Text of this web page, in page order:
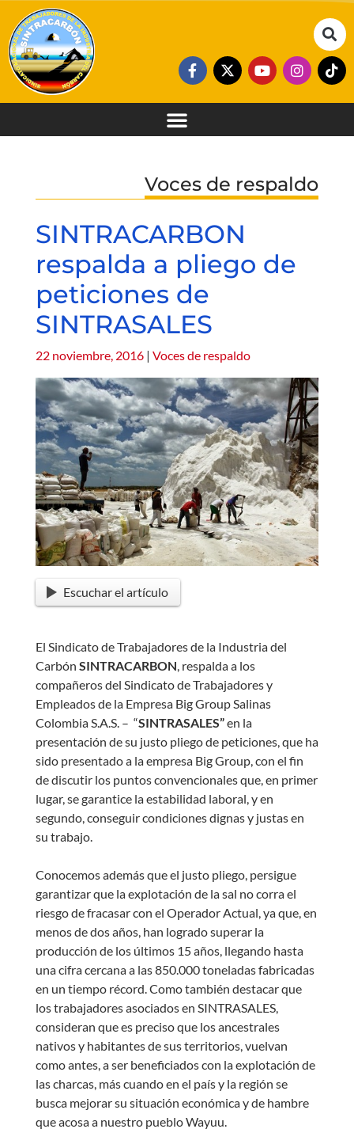
Voces de respaldo
SINTRACARBON
respalda a pliego de
peticiones de
SINTRASALES
22 noviembre, 2016 | Voces de respaldo
Escuchar el artículo
El Sindicato de Trabajadores de la Industria del
Carbón SINTRACARBON, respalda a los
compañeros del Sindicato de Trabajadores y
Empleados de la Empresa Big Group Salinas
Colombia S.A.S. – “SINTRASALES”en la
presentación de su justo pliego de peticiones, que ha
sido presentado a la empresa Big Group, con el fin
de discutir los puntos convencionales que, en primer
lugar, se garantice la estabilidad laboral, y en
segundo, conseguir condiciones dignas y justas en
su trabajo.
Conocemos además que el justo pliego, persigue
garantizar que la explotación de la sal no corra el
riesgo de fracasar con el Operador Actual, ya que, en
menos de dos años, han logrado superar la
producción de los últimos 15 años, llegando hasta
una cifra cercana a las 850.000 toneladas fabricadas
en un tiempo récord. Como también destacar que
los trabajadores asociados en SINTRASALES,
consideran que es preciso que los ancestrales
nativos y habitantes de sus territorios, vuelvan
como antes, a ser beneficiados con la explotación de
las charcas, más cuando en el país y la región se
busca mejorar su situación económica y de hambre
que acosa a nuestro pueblo Wayuu.